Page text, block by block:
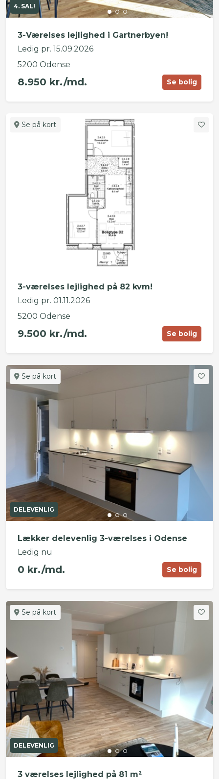
4. SAL!
3-Værelses lejlighed i Gartnerbyen!
Ledig pr. 15.09.2026
5200 Odense
8.950 kr./md. Se bolig
Se på kort
3-værelses lejlighed på 82 kvm!
Ledig pr. 01.11.2026
5200 Odense
9.500 kr./md. Se bolig
Se på kort
DELEVENLIG
Lækker delevenlig 3-værelses i Odense
Ledig nu
0 kr./md. Se bolig
Se på kort
DELEVENLIG
3 værelses lejlighed på 81 m²